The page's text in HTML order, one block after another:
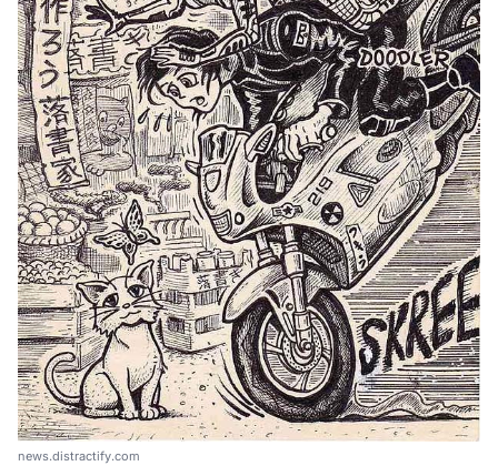
news.distractify.com